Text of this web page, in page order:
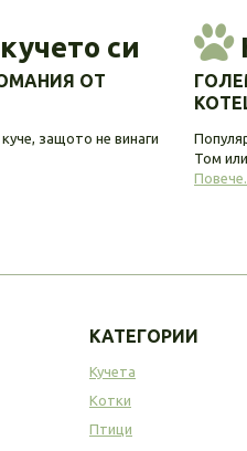
си
ОТ
защото не винаги
Том
КАТЕГОРИИ
Кучета
Котки
Птици